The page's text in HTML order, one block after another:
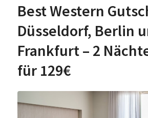
Best Western
Düsseldorf, Berlin
Frankfurt – 2
für 129€